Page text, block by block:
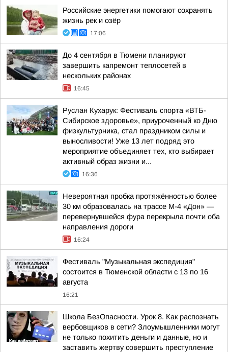
Российские энергетики помогают сохранять
жизнь рек и озёр
17:06
До 4 сентября в Тюмени планируют
завершить капремонт теплосетей в
нескольких районах
16:45
Руслан Кухарук: Фестиваль спорта «ВТБ-
Сибирское здоровье», приуроченный ко Дню
физкультурника, стал праздником силы и
выносливости! Уже 13 лет подряд это
мероприятие объединяет тех, кто выбирает
активный образ жизни и...
16:36
Невероятная пробка протяжённостью более
30 км образовалась на трассе М-4 «Дон» —
перевернувшейся фура перекрыла почти оба
направления дороги
16:24
Фестиваль "Музыкальная экспедиция"
состоится в Тюменской области с 13 по 16
августа
16:21
Школа БезОпасности. Урок 8. Как распознать
вербовщиков в сети? Злоумышленники могут
не только похитить деньги и данные, но и
заставить жертву совершить преступление